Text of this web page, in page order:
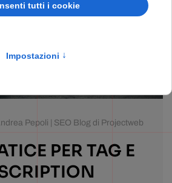
Pepoli | SEO Blog di Projectweb
PER TAG E